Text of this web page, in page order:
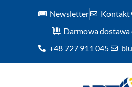
Newsletter Kontakt
Darmowa dostawa
+48 727 911 045